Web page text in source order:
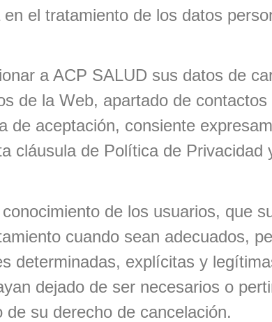
el tratamiento de los datos
a ACP SALUD sus datos de
de la Web, apartado de
de aceptación, consiente
cláusula de Política de
de los usuarios, que
cuando sean adecuados,
determinadas, explícitas y
dejado de ser necesarios o
de su derecho de cancelación.